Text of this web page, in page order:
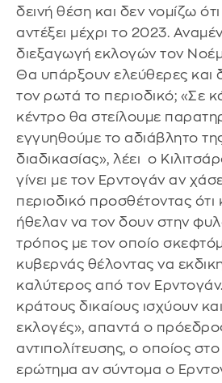
δεινή θέση και δεν νομίζω
αντέξει μέχρι το 2023.
διεξαγωγή εκλογών τον
Θα υπάρξουν ελεύθερες και
τον ρωτά το περιοδικό; «Σε
κέντρο θα στείλουμε
εγγυηθούμε το αδιάβλητο
διαδικασίας», λέει ο
γίνει με τον Ερντογάν αν
περιοδικό προσθέτοντας ότι
ήθελαν να τον δουν στην
τρόπος με τον οποίο
κυβερνάς θέλοντας να
καλύτερος από τον
κράτους δικαίους ισχύουν
εκλογές», απαντά ο
αντιπολίτευσης, ο οποίος στο
ερώτημα αν σύντομα ο